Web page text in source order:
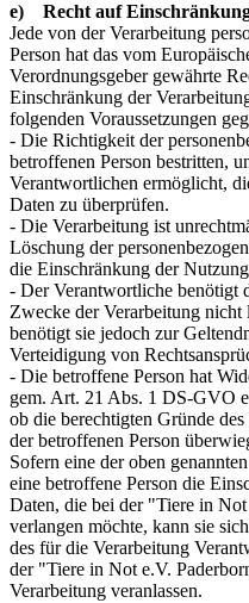
e) Recht auf
Jede von der Verarbeitung
Person hat das vom
Verordnungsgeber gewährte
Einschränkung der
folgenden Voraussetzungen
- Die Richtigkeit der
betroffenen Person bestritten,
Verantwortlichen ermöglicht,
Daten zu überprüfen.
- Die Verarbeitung ist
Löschung der
die Einschränkung der
- Der Verantwortliche benötigt
Zwecke der Verarbeitung nicht
benötigt sie jedoch zur
Verteidigung von
- Die betroffene Person hat
gem. Art. 21 Abs. 1 DS-GVO
ob die berechtigten Gründe
der betroffenen Person
Sofern eine der oben
eine betroffene Person die
Daten, die bei der "Tiere in
verlangen möchte, kann sie
des für die Verarbeitung
der "Tiere in Not e.V.
Verarbeitung veranlassen.